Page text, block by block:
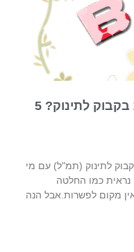
האם מי ברז מתאימים להכנת בקבוק לתינוק? 5
לתינוק (תמ"ל) עם מי
נראית כמו החלטה
מקום לפשרות.אבל הנה